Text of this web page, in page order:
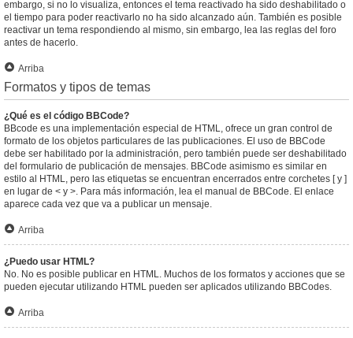
embargo, si no lo visualiza, entonces el tema reactivado ha sido deshabilitado o
el tiempo para poder reactivarlo no ha sido alcanzado aún. También es posible
reactivar un tema respondiendo al mismo, sin embargo, lea las reglas del foro
antes de hacerlo.
Arriba
Formatos y tipos de temas
¿Qué es el código BBCode?
BBcode es una implementación especial de HTML, ofrece un gran control de
formato de los objetos particulares de las publicaciones. El uso de BBCode
debe ser habilitado por la administración, pero también puede ser deshabilitado
del formulario de publicación de mensajes. BBCode asimismo es similar en
estilo al HTML, pero las etiquetas se encuentran encerrados entre corchetes [ y ]
en lugar de < y >. Para más información, lea el manual de BBCode. El enlace
aparece cada vez que va a publicar un mensaje.
Arriba
¿Puedo usar HTML?
No. No es posible publicar en HTML. Muchos de los formatos y acciones que se
pueden ejecutar utilizando HTML pueden ser aplicados utilizando BBCodes.
Arriba